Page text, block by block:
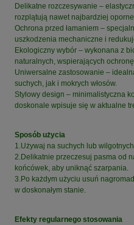
Delikatne rozczesywanie –
rozplątują nawet najbardziej
Ochrona przed łamaniem –
uszkodzenia mechaniczne i
Ekologiczny wybór – wykonana z
naturalnych, wspierających
Uniwersalne zastosowanie –
suchych, jak i mokrych włosów.
Stylowy design – minimalistyczna
doskonale wpisuje się w aktualne
Sposób użycia
1.Używaj na suchych lub wilgotnych
2.Delikatnie przeczesuj pasma od
końcówek, aby uniknąć szarpania.
3.Po każdym użyciu usuń
w doskonałym stanie.
Efekty regularnego stosowania